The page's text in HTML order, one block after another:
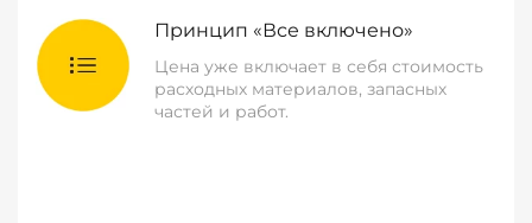
Принцип «Все включено»
Цена уже включает в себя стоимость
расходных материалов, запасных
частей и работ.